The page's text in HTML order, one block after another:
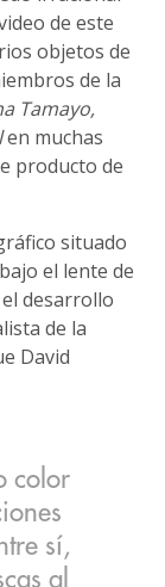
de este
objetos de
de la
Tamayo,
en muchas
producto de
situado
el lente de
desarrollo
de la
David
color
sí,
al